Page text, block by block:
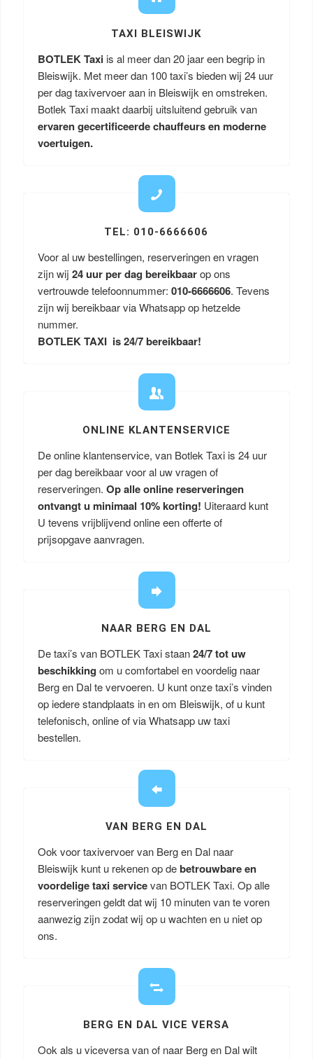
TAXI BLEISWIJK
BOTLEK Taxi is al meer dan 20 jaar een begrip in
Bleiswijk. Met meer dan 100 taxi’s bieden wij 24 uur
per dag taxivervoer aan in Bleiswijk en omstreken.
Botlek Taxi maakt daarbij uitsluitend gebruik van
ervaren gecertificeerde chauffeurs en moderne
voertuigen.
TEL: 010-6666606
Voor al uw bestellingen, reserveringen en vragen
zijn wij 24 uur per dag bereikbaarop ons
vertrouwde telefoonnummer: 010-6666606. Tevens
zijn wij bereikbaar via Whatsapp op hetzelde
nummer.
BOTLEK TAXI is 24/7 bereikbaar!
ONLINE KLANTENSERVICE
De online klantenservice, van Botlek Taxi is 24 uur
per dag bereikbaar voor al uw vragen of
reserveringen. Op alle online reserveringen
ontvangt u minimaal 10% korting! Uiteraard kunt
U tevens vrijblijvend online een offerte of
prijsopgave aanvragen.
NAAR BERG EN DAL
De taxi’s van BOTLEK Taxi staan24/7 tot uw
beschikking om u comfortabel en voordelig naar
Berg en Dal te vervoeren. U kunt onze taxi’s vinden
op iedere standplaats in en om Bleiswijk, of u kunt
telefonisch, online of via Whatsapp uw taxi
bestellen.
VAN BERG EN DAL
Ook voor taxivervoer van Berg en Dal naar
Bleiswijk kunt u rekenen op debetrouwbare en
voordelige taxi servicevan BOTLEK Taxi. Op alle
reserveringen geldt dat wij 10 minuten van te voren
aanwezig zijn zodat wij op u wachten en u niet op
ons.
BERG EN DAL VICE VERSA
Ook als u viceversa van of naar Berg en Dal wilt